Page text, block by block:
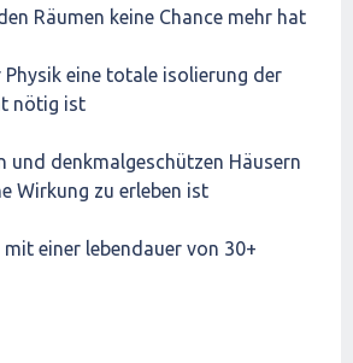
Räumen keine Chance mehr hat
eine totale isolierung der
nötig ist
und denkmalgeschützen Häusern
Wirkung zu erleben ist
einer lebendauer von 30+